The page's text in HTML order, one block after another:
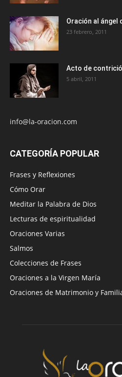
Oración al ángel
23 febrero, 2011
Acto de
5 abril, 2011
info@la-oracion.com
CATEGORÍA POPULAR
Frases y Reflexiones
Cómo Orar
Meditar la Palabra de Dios
Lecturas de espiritualidad
Oraciones Varias
Salmos
Colecciones de Frases
Oraciones a la Virgen María
Oraciones de Matrimonio y